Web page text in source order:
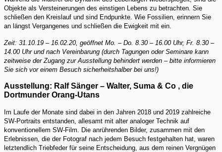
Objekte als Versteinerungen des einstigen Lebens zu betrachten. Sie
schließen den Kreislauf und sind Endpunkte. Wie Fossilien, erinnern Sie
an längst Vergangenes und schließen die Ewigkeit mit ein.
Zeit: 31.10.19 – 16.02.20, geöffnet Mo. – Do. 8.30 – 16.00 Uhr, Fr. 8.30 –
14.00 Uhr und nach Vereinbarung (durch Tagungen oder Seminare kann
zeitweise der Zugang zur Ausstellung behindert werden – bitte informieren
Sie sich vor einem Besuch sicherheitshalber bei uns!)
Ausstellung: Ralf Sänger – Walter, Suma & Co , die
Dortmunder Orang-Utans
Im Laufe der Monate sind dabei in den Jahren 2018 und 2019 zahlreiche
SW-Portraits entstanden, allesamt mit alter analoger Technik auf
konventionellem SW-Film. Die anrührenden Bilder, zusammen mit den
Erlebnissen, die der Fotograf nach jedem Besuch festgehalten hat, waren
letztendlich Triebfeder für seine Entscheidung, aus dem reinen Vergnügen